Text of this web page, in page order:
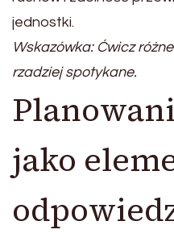
jednostki.
Wskazówka: Ćwicz
rzadziej spotykane.
jako